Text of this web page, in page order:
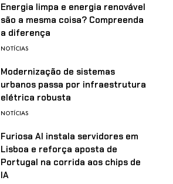
Energia limpa e energia renovável
são a mesma coisa? Compreenda
a diferença
NOTÍCIAS
Modernização de sistemas
urbanos passa por infraestrutura
elétrica robusta
NOTÍCIAS
Furiosa AI instala servidores em
Lisboa e reforça aposta de
Portugal na corrida aos chips de
IA